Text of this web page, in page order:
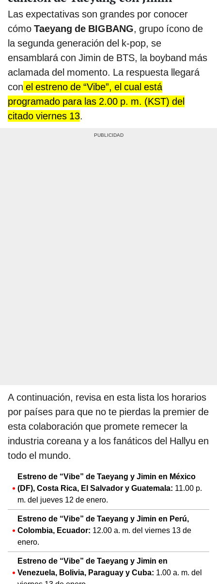
Las expectativas son grandes por conocer
cómo Taeyang de BIGBANG, grupo ícono de
la segunda generación del k-pop, se
ensamblará con Jimin de BTS, la boyband más
aclamada del momento. La respuesta llegará
con el estreno de “Vibe”, el cual está
programado para las 2.00 p. m. (KST) del
citado viernes 13.
A continuación, revisa en esta lista los horarios
por países para que no te pierdas la premier de
esta colaboración que promete remecer la
industria coreana y a los fanáticos del Hallyu en
todo el mundo.
Estreno de “Vibe” de Taeyang y Jimin en México
(DF), Costa Rica, El Salvador y Guatemala: 11.00 p.
m. del jueves 12 de enero.
Estreno de “Vibe” de Taeyang y Jimin en Perú,
Colombia, Ecuador: 12.00 a. m. del viernes 13 de
enero.
Estreno de “Vibe” de Taeyang y Jimin en
Venezuela, Bolivia, Paraguay y Cuba: 1.00 a. m. del